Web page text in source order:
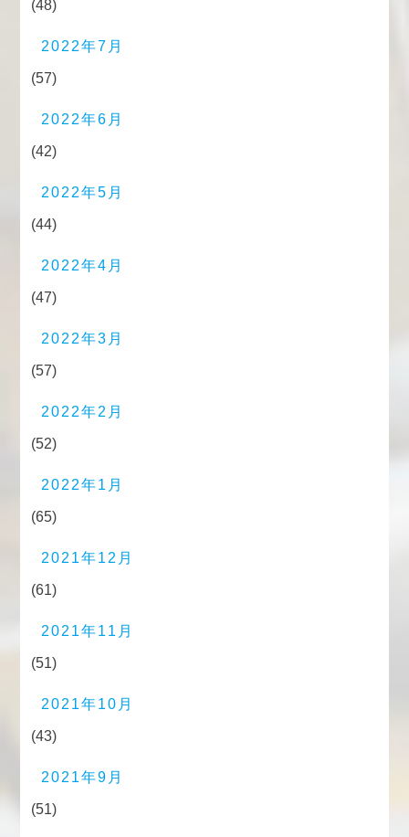
(48)
2022年7月
(57)
2022年6月
(42)
2022年5月
(44)
2022年4月
(47)
2022年3月
(57)
2022年2月
(52)
2022年1月
(65)
2021年12月
(61)
2021年11月
(51)
2021年10月
(43)
2021年9月
(51)